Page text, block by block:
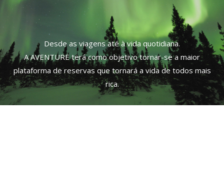
Desde as viagens até à vida quotidiana.
A AVENTURE terá como objetivo tornar-se a maior
plataforma de reservas que tornará a vida de todos mais
rica.